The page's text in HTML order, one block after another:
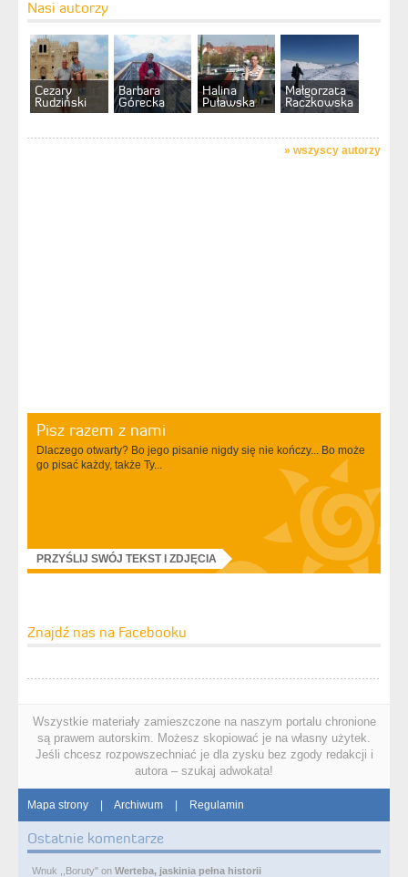
Nasi autorzy
Cezary
Rudziński
Barbara
Górecka
Halina
Puławska
Małgorzata
Raczkowska
» wszyscy autorzy
Pisz razem z nami
Dlaczego otwarty? Bo jego pisanie nigdy się nie kończy... Bo może
go pisać każdy, także Ty...
PRZYŚLIJ SWÓJ TEKST I ZDJĘCIA
Znajdź nas na Facebooku
Wszystkie materiały zamieszczone na naszym portalu chronione
są prawem autorskim. Możesz skopiować je na własny użytek.
Jeśli chcesz rozpowszechniać je dla zysku bez zgody redakcji i
autora – szukaj adwokata!
Mapa strony | Archiwum | Regulamin
Ostatnie komentarze
Wnuk ,,Boruty" on Werteba, jaskinia pełna historii